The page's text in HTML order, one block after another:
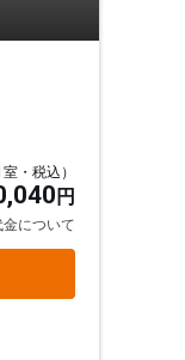
・税込）
円
について